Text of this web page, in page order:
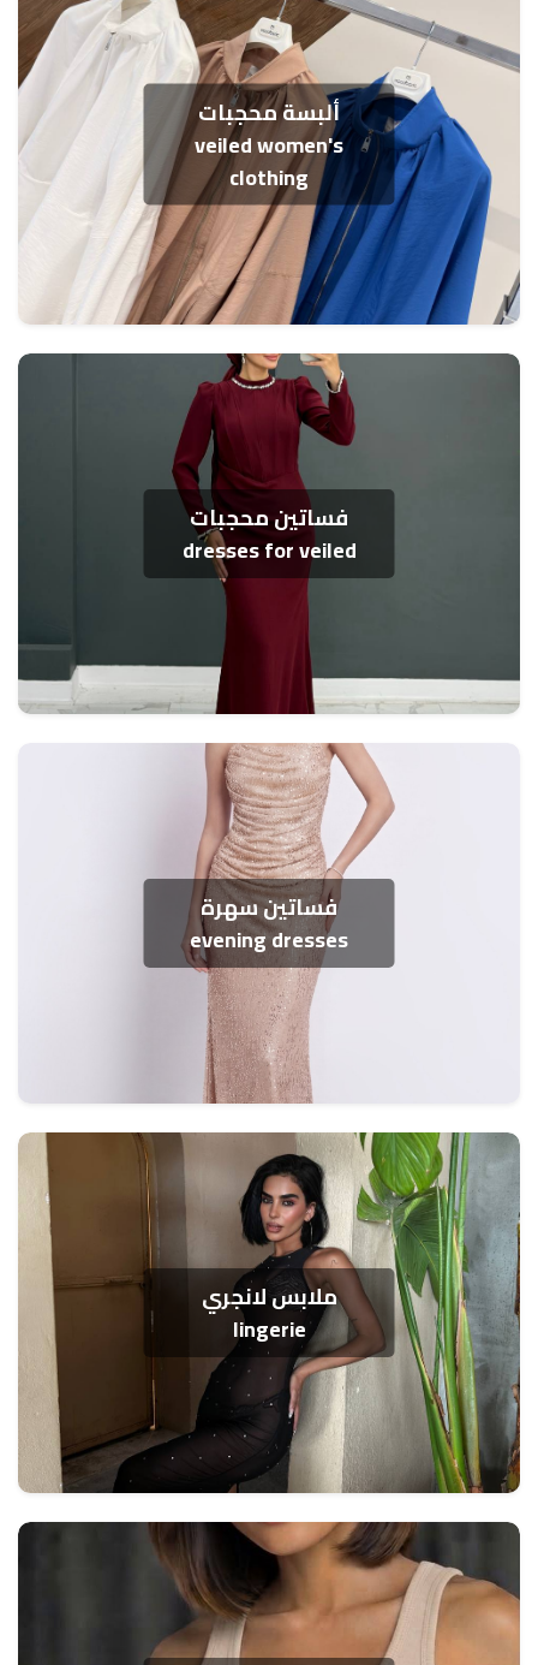
ألبسة محجبات
veiled women's
clothing
فساتين محجبات
dresses for veiled
فساتين سهرة
evening dresses
ملابس لانجري
lingerie